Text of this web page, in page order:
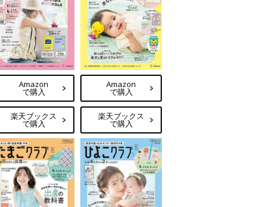
Amazon
で購入
楽天ブックス
で購入
Amazon
で購入
楽天ブックス
で購入